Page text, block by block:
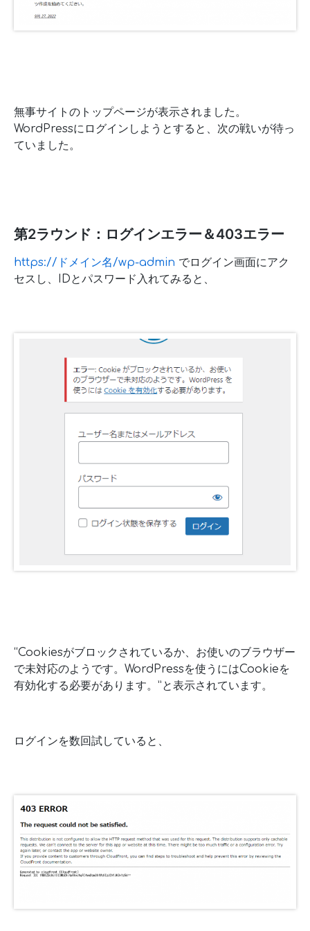
無事サイトのトップページが表示されました。
WordPressにログインしようとすると、次の戦いが待っ
ていました。
第2ラウンド：ログインエラー＆403エラー
https://ドメイン名/wp-admin でログイン画面にアク
セスし、IDとパスワード入れてみると、
“Cookiesがブロックされているか、お使いのブラウザー
で未対応のようです。WordPressを使うにはCookieを
有効化する必要があります。”と表示されています。
ログインを数回試していると、